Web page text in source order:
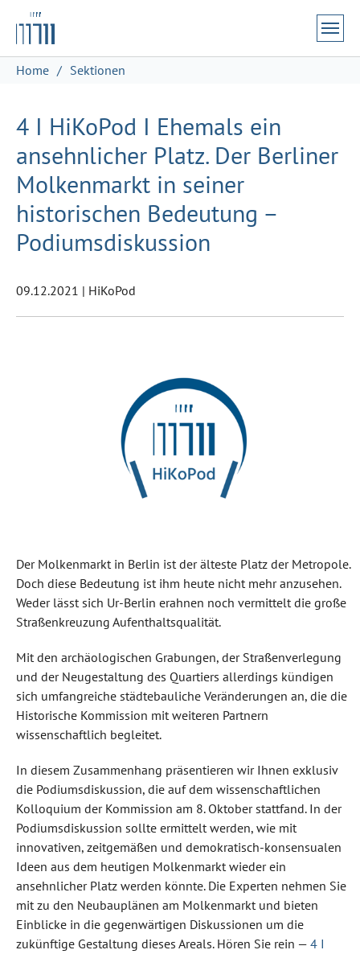
Zum Hauptinhalt springen
Skip to page footer
Sie sind hier:
Home Sektionen
4 I HiKoPod I Ehemals ein
ansehnlicher Platz. Der Berliner
Molkenmarkt in seiner
historischen Bedeutung –
Podiumsdiskussion
09.12.2021 | HiKoPod
Der Molkenmarkt in Berlin ist der älteste Platz der Metropole.
Doch diese Bedeutung ist ihm heute nicht mehr anzusehen.
Weder lässt sich Ur-Berlin erahnen noch vermittelt die große
Straßenkreuzung Aufenthaltsqualität.
Mit den archäologischen Grabungen, der Straßenverlegung
und der Neugestaltung des Quartiers allerdings kündigen
sich umfangreiche städtebauliche Veränderungen an, die die
Historische Kommission mit weiteren Partnern
wissenschaftlich begleitet.
In diesem Zusammenhang präsentieren wir Ihnen exklusiv
die Podiumsdiskussion, die auf dem wissenschaftlichen
Kolloquium der Kommission am 8. Oktober stattfand. In der
Podiumsdiskussion sollte ermittelt werden, wie mit
innovativen, zeitgemäßen und demokratisch-konsensualen
Ideen aus dem heutigen Molkenmarkt wieder ein
ansehnlicher Platz werden könnte. Die Experten nehmen Sie
mit zu den Neubauplänen am Molkenmarkt und bieten
Einblicke in die gegenwärtigen Diskussionen um die
zukünftige Gestaltung dieses Areals. Hören Sie rein — 4 I